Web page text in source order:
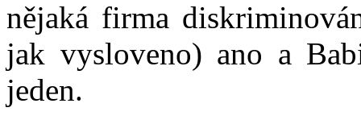
nějaká firma
jak vysloveno) ano a
jeden.